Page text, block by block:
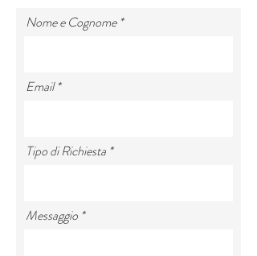
Nome e Cognome
Email
Tipo di Richiesta
Messaggio